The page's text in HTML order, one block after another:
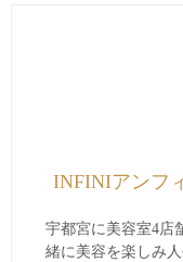
INFINIアンフ
宇都宮に美容室4店
緒に美容を楽しみ